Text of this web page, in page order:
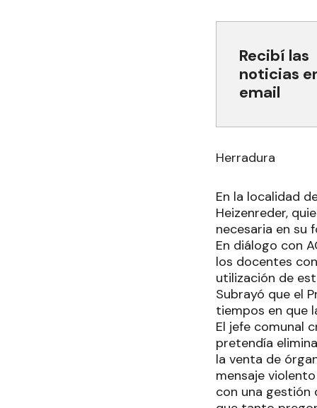
Recibí las
noticias
email
Herradura
En la localidad
Heizenreder,
necesaria en su
En diálogo con
los docentes
utilización de
Subrayó que el
tiempos en que
El jefe comunal
pretendía
la venta de
mensaje
con una gestión